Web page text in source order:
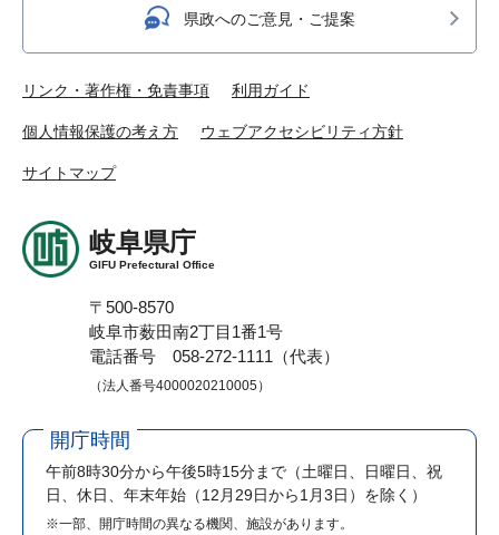
県政へのご意見・ご提案
リンク・著作権・免責事項 利用ガイド
個人情報保護の考え方 ウェブアクセシビリティ方針
サイトマップ
岐阜県庁
GIFU Prefectural Office
〒500-8570
岐阜市薮田南2丁目1番1号
電話番号 058-272-1111（代表）
（法人番号4000020210005）
開庁時間
午前8時30分から午後5時15分まで （土曜日、日曜日、祝
日、休日、年末年始（12月29日から1月3日）を除く）
※一部、開庁時間の異なる機関、施設があります。